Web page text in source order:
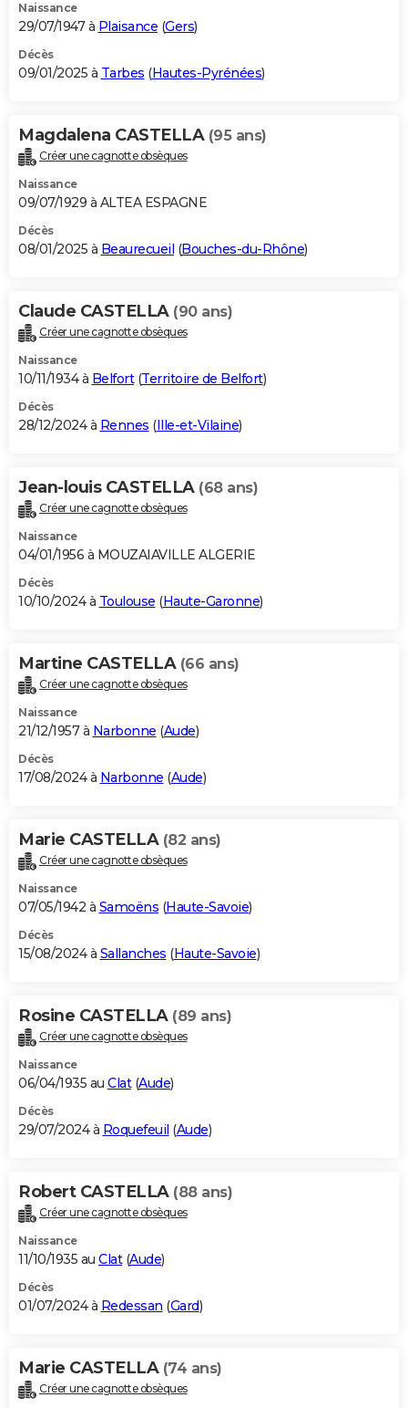
Naissance
29/07/1947 à Plaisance (Gers)
Décès
09/01/2025 à Tarbes (Hautes-Pyrénées)
Magdalena CASTELLA (95 ans)
Créer une cagnotte obsèques
Naissance
09/07/1929 à ALTEA ESPAGNE
Décès
08/01/2025 à Beaurecueil (Bouches-du-Rhône)
Claude CASTELLA (90 ans)
Créer une cagnotte obsèques
Naissance
10/11/1934 à Belfort(Territoire de Belfort)
Décès
28/12/2024 à Rennes (Ille-et-Vilaine)
Jean-louis CASTELLA (68 ans)
Créer une cagnotte obsèques
Naissance
04/01/1956 à MOUZAIAVILLE ALGERIE
Décès
10/10/2024 à Toulouse (Haute-Garonne)
Martine CASTELLA (66 ans)
Créer une cagnotte obsèques
Naissance
21/12/1957 à Narbonne (Aude)
Décès
17/08/2024 à Narbonne (Aude)
Marie CASTELLA (82 ans)
Créer une cagnotte obsèques
Naissance
07/05/1942 à Samoëns (Haute-Savoie)
Décès
15/08/2024 à Sallanches (Haute-Savoie)
Rosine CASTELLA (89 ans)
Créer une cagnotte obsèques
Naissance
06/04/1935 au Clat(Aude)
Décès
29/07/2024 à Roquefeuil (Aude)
Robert CASTELLA (88 ans)
Créer une cagnotte obsèques
Naissance
11/10/1935 au Clat(Aude)
Décès
01/07/2024 à Redessan (Gard)
Marie CASTELLA (74 ans)
Créer une cagnotte obsèques